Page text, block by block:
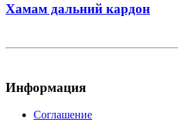
Хамам дальний кардон
Информация
Соглашение